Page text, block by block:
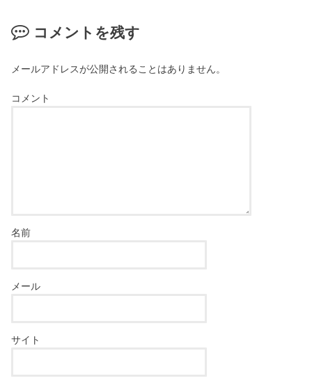
コメントを残す
メールアドレスが公開されることはありません。
コメント
名前
メール
サイト